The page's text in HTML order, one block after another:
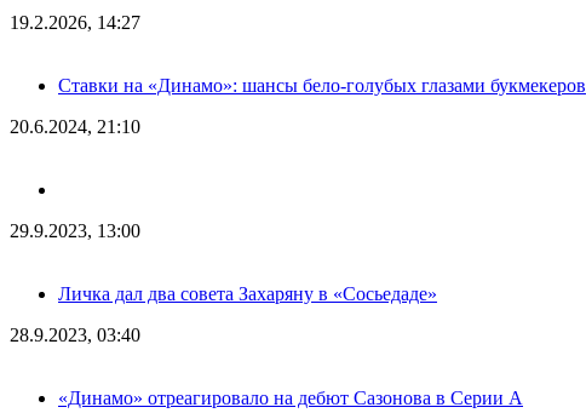
19.2.2026, 14:27
Ставки на «Динамо»: шансы бело-голубых глазами букмекеров
20.6.2024, 21:10
29.9.2023, 13:00
Личка дал два совета Захаряну в «Сосьедаде»
28.9.2023, 03:40
«Динамо» отреагировало на дебют Сазонова в Серии А